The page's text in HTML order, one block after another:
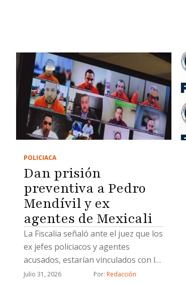
POLICIACA
Dan prisión
preventiva a Pedro
Mendívil y ex
agentes de Mexicali
La Fiscalia señaló ante el juez que los
ex jefes policiacos y agentes
acusados, estarían vinculados con la
célula delictiva de “Los Rusos”
Julio 31, 2026 Por: Redacción